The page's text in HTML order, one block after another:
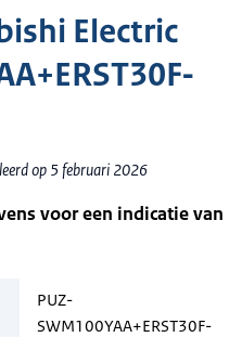
Electric
op 5 februari 2026
voor een indicatie van
PUZ-
SWM100YAA+ERST30F-